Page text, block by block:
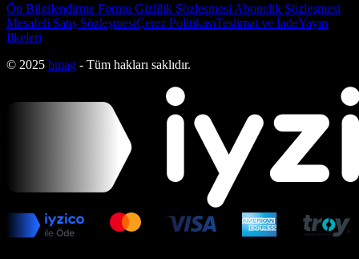
Ön Bilgilendirme Formu Gizlilik Sözleşmesi Abonelik Sözleşmesi
Mesafeli Satış SözleşmesiÇerez PolitikasıTeslimat ve İadeYayın
İlkeleri
© 2025 bmag - Tüm hakları saklıdır.